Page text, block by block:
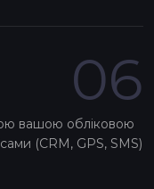
06
вашою обліковою
(CRM, GPS, SMS)